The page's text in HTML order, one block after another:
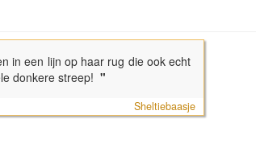
in een lijn op haar rug die ook echt
donkere streep! "
Sheltiebaasje